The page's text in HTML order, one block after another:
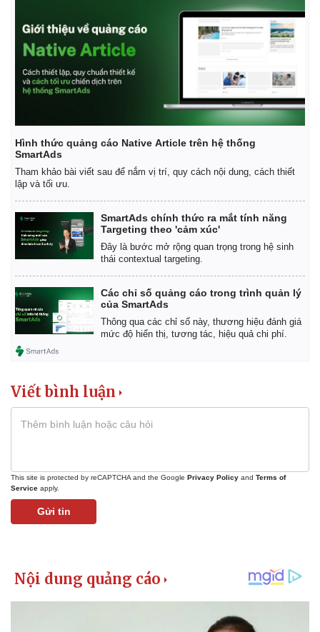
Giá vàng
Hình thức quảng cáo Native Article trên hệ thống
SmartAds
Tham khảo bài viết sau để nắm vị trí, quy cách nội dung, cách thiết
lập và tối ưu.
SmartAds chính thức ra mắt tính năng
Targeting theo 'cảm xúc'
Đây là bước mở rộng quan trọng trong hệ sinh
thái contextual targeting.
Các chỉ số quảng cáo trong trình quản lý
của SmartAds
Thông qua các chỉ số này, thương hiệu đánh giá
mức độ hiển thị, tương tác, hiệu quả chi phí.
Viết bình luận
This site is protected by reCAPTCHA and the Google Privacy Policy and Terms of
Service apply.
Gửi tin